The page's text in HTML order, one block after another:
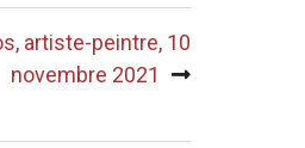
artiste-peintre, 10
novembre 2021